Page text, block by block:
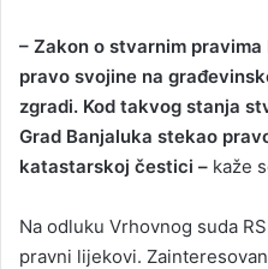
– Zakon o stvarnim
pravo svojine na
zgradi. Kod takvog stanja
Grad Banjaluka stekao
katastarskoj čestici – kaže
Na odluku Vrhovnog suda
pravni lijekovi.